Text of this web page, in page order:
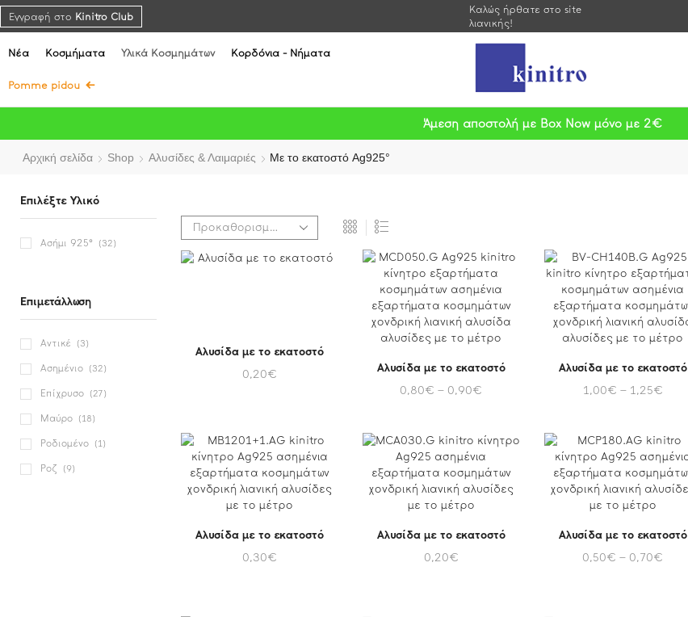
Εγγραφή στο Kinitro Club
Καλώς ήρθατε στο site
λιανικής!
Νέα Κοσμήματα Υλικά Κοσμημάτων Κορδόνια - Νήματα
Pomme pidou
Άμεση αποστολή με Box Now μόνο με 2€
Αρχική σελίδα Shop Αλυσίδες & Λαιμαριές Με το εκατοστό Ag925°
Αλυσίδα με το εκατοστό
0,20€
Αλυσίδα με το εκατοστό
0,80€ – 0,90€
Αλυσίδα με το εκατοστό
1,00€ – 1,25€
Αλυσίδα με το εκατοστό
0,30€
Αλυσίδα με το εκατοστό
0,20€
Αλυσίδα με το εκατοστό
0,50€ – 0,70€
Επιλέξτε Υλικό
Ασήμι 925° (32)
Επιμετάλλωση
Αντικέ (3)
Ασημένιο (32)
Επίχρυσο (27)
Μαύρο (18)
Ροδιομένο (1)
Ροζ (9)